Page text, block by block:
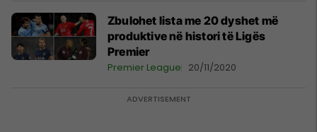
Zbulohet lista me 20 dyshet më
produktive në histori të Ligës
Premier
Premier League 20/11/2020